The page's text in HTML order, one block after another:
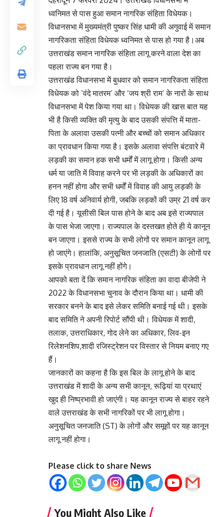
ध्वनिमत से पास हुआ समान नागरिक संहिता विधेयक।
विधानसभा में मुख्यमंत्री पुष्कर सिंह धामी की अगुवाई में समान
नागरिकता संहिता विधेयक ध्वनिमत से पास हो गया है।अब
उत्तराखंड समान नागरिक संहिता लागू करने वाला देश का
पहला राज्य बन गया है।
उत्तराखंड विधानसभा में बुधवार को समान नागरिकता संहिता
विधेयक को ‘वंदे मातरम’ और ‘जय श्री राम’ के नारों के साथ
विधानसभा में पेश किया गया था। विधेयक की खास बात यह
भी है किसी व्यक्ति की मृत्यु के बाद उसकी संपत्ति में माता-
पिता के अलावा उसकी पत्नी और बच्चों को समान अधिकार
का प्रावधान किया गया है। इसके अलावा संपत्ति बंटवारे में
लड़की का समान हक सभी धर्मों में लागू होगा। किसी अन्य
धर्म या जाति में विवाह करने पर भी लड़की के अधिकारों का
हनन नहीं होगा और सभी धर्मों में विवाह की आयु लड़की के
लिए 18 वर्ष अनिवार्य होगी, जबकि लड़कों की उम्र 21 वर्ष कर
दी गई है। यूसीसी बिल पास होने के बाद अब इसे राज्यपाल
के पास भेजा जाएगा। राज्यपाल के दस्तखत होते ही ये कानून
बन जाएगा। इससे राज्य के सभी लोगों पर समान कानून लागू
हो जाएंगे। हालांकि, अनुसूचित जनजाति (एसटी) के लोगों पर
इसके प्रावधान लागू नहीं होंगे।
आपको बता दें कि समान नागरिक संहिता का वादा बीजेपी ने
2022 के विधानसभा चुनाव के दौरान किया था। धामी की
सरकार बनने के बाद इसे लेकर समिति बनाई गई थी। इसके
बाद समिति ने अपनी रिपोर्ट सौंपी थी। विधेयक में शादी,
तलाक, उत्तराधिकार, गोद लेने का अधिकार, लिव-इन
रिलेशनशिप,शादी रजिस्ट्रेशन पर विस्तार से नियम बनाए गए
हैं।
जानकारों का कहना है कि इस बिल के लागू होने के बाद
उत्तराखंड में शादी के अन्य सभी कानून, रूढ़ियां या प्रथाएं
खुद ही निष्प्रभावी हो जाएंगी। यह कानून राज्य से बाहर रहने
वाले उत्तराखंड के सभी नागरिकों पर भी लागू होगा।
अनुसूचित जनजाति (ST) के लोगों और समूहों पर यह कानून
लागू नहीं होगा।
Please click to share News
You Might Also Like